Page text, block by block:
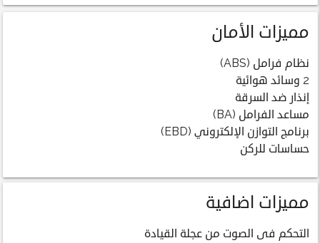
مميزات الأمان
نظام فرامل (ABS)
2 وسائد هوائية
إنذار ضد السرقة
مساعد الفرامل (BA)
برنامج التوازن الإلكتروني (EBD)
حساسات للركن
مميزات اضافية
التحكم فى الصوت من عجلة القيادة